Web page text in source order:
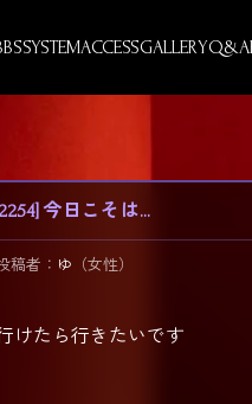
SYSTEMACCESSGALLERYQ&A
今日こそは…
稿者： ゆ （女性）
けたら行きたいです